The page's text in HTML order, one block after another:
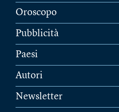
Oroscopo
Pubblicità
Paesi
Autori
Newsletter